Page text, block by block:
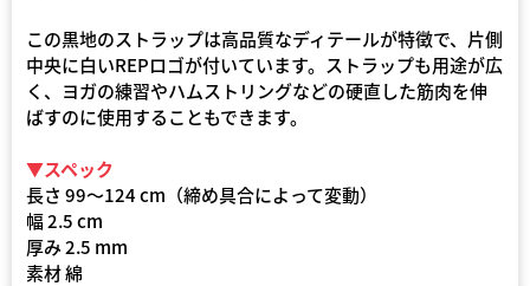
この黒地のストラップは高品質なディテールが特徴で、片側
中央に白いREPロゴが付いています。ストラップも用途が広
く、ヨガの練習やハムストリングなどの硬直した筋肉を伸
ばすのに使用することもできます。
▼スペック
長さ 99～124 cm（締め具合によって変動）
幅 2.5 cm
厚み 2.5 mm
素材 綿